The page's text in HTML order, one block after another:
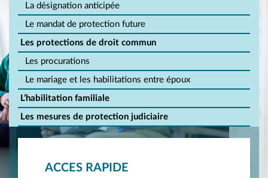
La désignation anticipée
Le mandat de protection future
Les protections de droit commun
Les procurations
Le mariage et les habilitations entre époux
L’habilitation familiale
Les mesures de protection judiciaire
ACCES RAPIDE